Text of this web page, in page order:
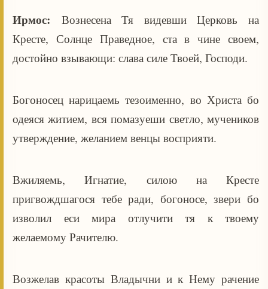
Ирмос: Вознесена Тя видевши Церковь на
Кресте, Солнце Праведное, ста в чине своем,
достойно взывающи: слава силе Твоей, Господи.
Богоносец нарицаемь тезоименно, во Христа бо
одеяся житием, вся помазуеши светло, мучеников
утверждение, желанием венцы восприяти.
Вжиляемь, Игнатие, силою на Кресте
пригвождшагося тебе ради, богоносе, звери бо
изволил еси мира отлучити тя к твоему
желаемому Рачителю.
Возжелав красоты Владычни и к Нему рачение